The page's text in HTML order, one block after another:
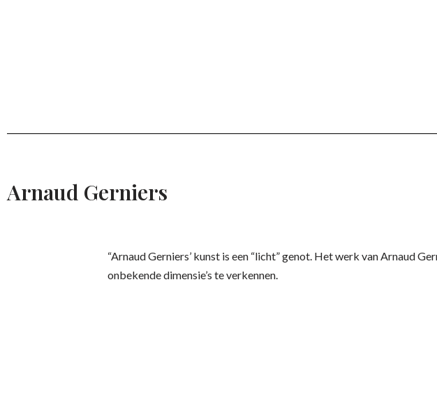
Arnaud Gerniers
“Arnaud Gerniers’ kunst is een “licht” genot. Het werk van Arnaud
onbekende dimensie’s te verkennen.